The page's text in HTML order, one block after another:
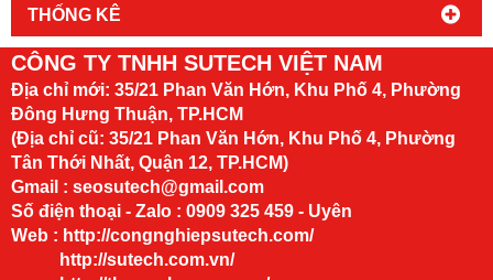
THỐNG KÊ
CÔNG TY TNHH SUTECH VIỆT NAM
Địa chỉ mới: 35/21 Phan Văn Hớn, Khu Phố 4, Phường
Đông Hưng Thuận, TP.HCM
(Địa chỉ cũ: 35/21 Phan Văn Hớn, Khu Phố 4, Phường
Tân Thới Nhất, Quận 12, TP.HCM)
Gmail : seosutech@gmail.com
Số điện thoại - Zalo : 0909 325 459 - Uyên
Web : http://congnghiepsutech.com/
http://sutech.com.vn/